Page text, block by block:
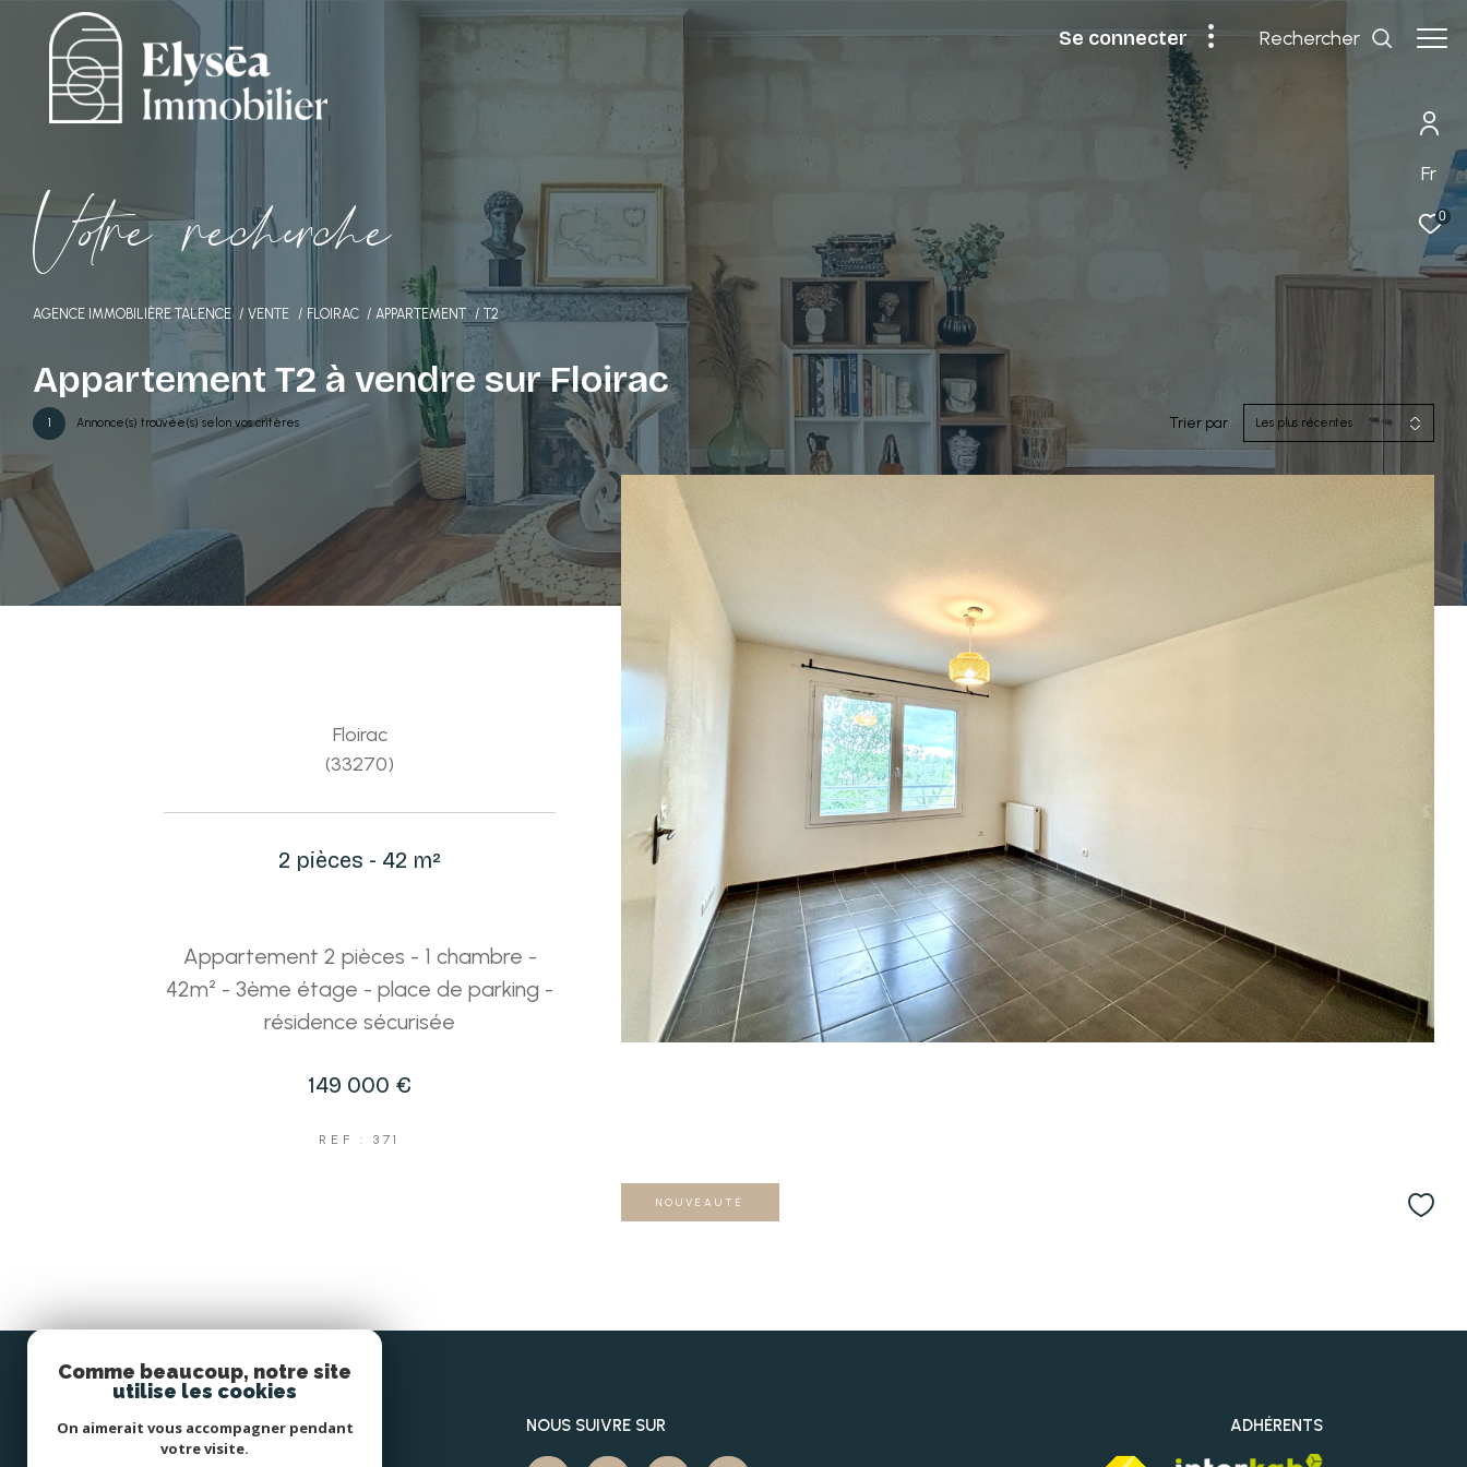
Fr
0
se connecter rechercher
Vore recece
AGENCE IMMOBILIÈRE TALENCE VENTE FLOIRAC APPARTEMENT T2
Appartement T2 à vendre sur Floirac
1 Annonce(s) trouvée(s) selon vos critères Trier par Les plus récentes
Floirac
(33270)
2 pièces - 42 m²
Appartement 2 pièces - 1 chambre -
42m² - 3ème étage - place de parking -
résidence sécurisée
149 000 €
REF : 371
NOUVEAUTÉ
Elysea Immobilier NOUS SUIVRE SUR ADHÉRENTS
Comme beaucoup, notre site
utilise les cookies
On aimerait vous accompagner pendant
votre visite.